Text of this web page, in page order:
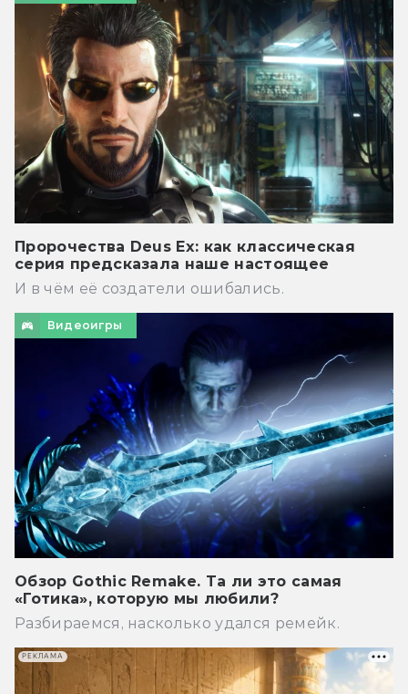
Пророчества Deus Ex: как классическая
серия предсказала наше настоящее
И в чём её создатели ошибались.
Видеоигры
Обзор Gothic Remake. Та ли это самая
«Готика», которую мы любили?
Разбираемся, насколько удался ремейк.
РЕКЛАМА